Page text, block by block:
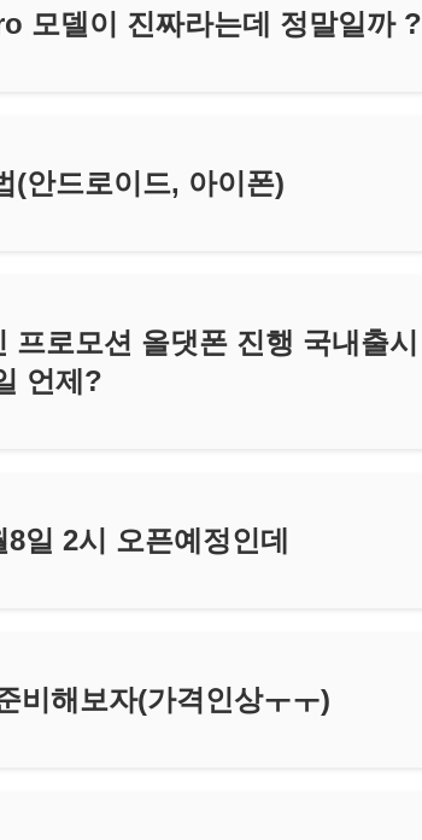
모델이 진짜라는데 정말일까 ?
(안드로이드, 아이폰)
로모션 올댓폰 진행 국내출시
언제?
일 2시 오픈예정인데
비해보자(가격인상ㅜㅜ)